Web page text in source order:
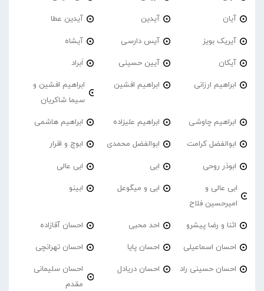
آیان آیدین آیدین عطا
آیریک بویز آیس دارسی آیشاه
آیکان آیین حسینی اَبراد
ابراهیم ارزانی ابراهیم افشین
ابراهیم افشین و
سیما شاکریان
ابراهیم چاوشی ابراهیم علیزاده ابراهیم هاشمی
ابوالفضل کرامت ابوالفضل محمدی ابوچ و اقرار
ابوذر روحی ابی ابی عالی
ابی عالی و
امیرحسین فلاح
ابی و میگوعل ابینو
اثنا و رضا پیشرو احد محبی احسان آقازاده
احسان اسماعیلی احسان پایا احسان تهرانچی
احسان حسینی راد احسان دریادل
احسان سلیمانی
مقدم